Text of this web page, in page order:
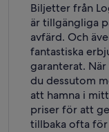
Biljetter från
är tillgängliga
avfärd. Och
fantastiska
garanterat.
du dessutom
att hamna i
priser för att
tillbaka ofta för